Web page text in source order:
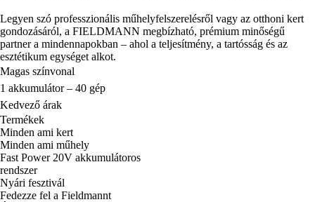
Legyen szó professzionális műhelyfelszerelésről vagy az otthoni kert
gondozásáról, a FIELDMANN megbízható, prémium minőségű
partner a mindennapokban – ahol a teljesítmény, a tartósság és az
esztétikum egységet alkot.
Magas színvonal
1 akkumulátor – 40 gép
Kedvező árak
Termékek
Minden ami kert
Minden ami műhely
Fast Power 20V akkumulátoros
rendszer
Nyári fesztivál
Fedezze fel a Fieldmannt